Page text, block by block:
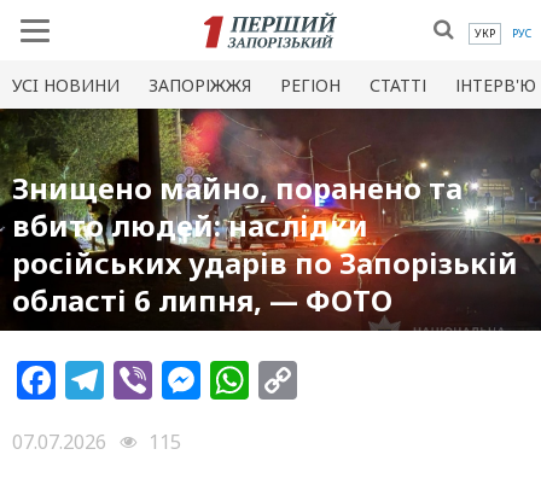
УКР РУС
УСI НОВИНИ ЗАПОРІЖЖЯ РЕГІОН СТАТТІ ІНТЕРВ'Ю
Знищено майно, поранено та
вбито людей: наслідки
російських ударів по Запорізькій
області 6 липня, — ФОТО
Facebook
Telegram
ViberMessenger
WhatsApp
07.07.2026
115